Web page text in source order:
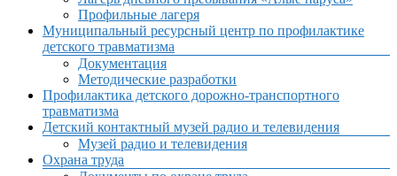
Профильные лагеря
Муниципальный ресурсный центр по профилактике
детского травматизма
Документация
Методические разработки
Профилактика детского дорожно-транспортного
травматизма
Детский контактный музей радио и телевидения
Музей радио и телевидения
Охрана труда